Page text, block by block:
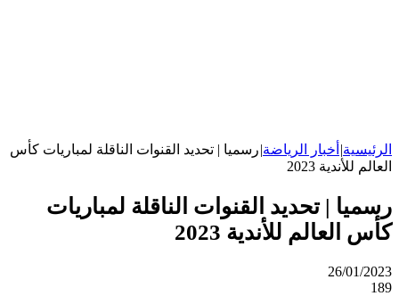
الرئيسية| أخبار الرياضة|رسميا | تحديد القنوات الناقلة لمباريات كأس
العالم للأندية 2023
رسميا | تحديد القنوات الناقلة لمباريات
كأس العالم للأندية 2023
26/01/2023
189